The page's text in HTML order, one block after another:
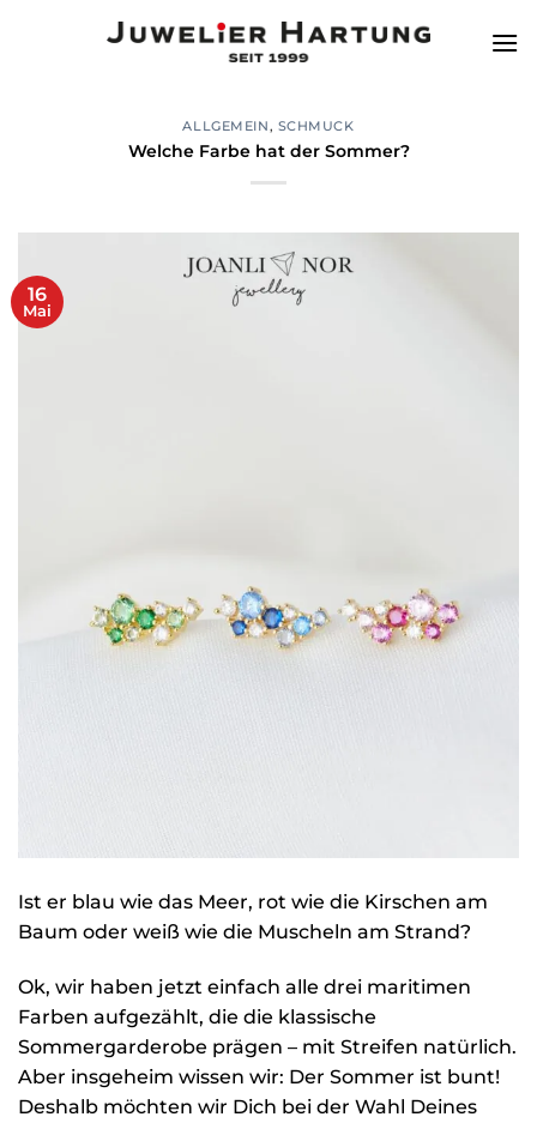
ALLGEMEIN, SCHMUCK
Welche Farbe hat der Sommer?
16
Mai
Ist er blau wie das Meer, rot wie die Kirschen am
Baum oder weiß wie die Muscheln am Strand?
Ok, wir haben jetzt einfach alle drei maritimen
Farben aufgezählt, die die klassische
Sommergarderobe prägen – mit Streifen natürlich.
Aber insgeheim wissen wir: Der Sommer ist bunt!
Deshalb möchten wir Dich bei der Wahl Deines